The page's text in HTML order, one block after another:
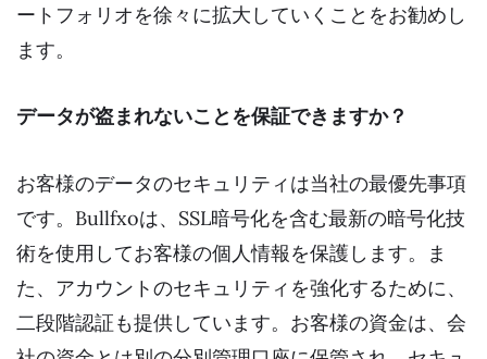
ートフォリオを徐々に拡大していくことをお勧めし
ます。
データが盗まれないことを保証できますか？
お客様のデータのセキュリティは当社の最優先事項
です。Bullfxoは、SSL暗号化を含む最新の暗号化技
術を使用してお客様の個人情報を保護します。ま
た、アカウントのセキュリティを強化するために、
二段階認証も提供しています。お客様の資金は、会